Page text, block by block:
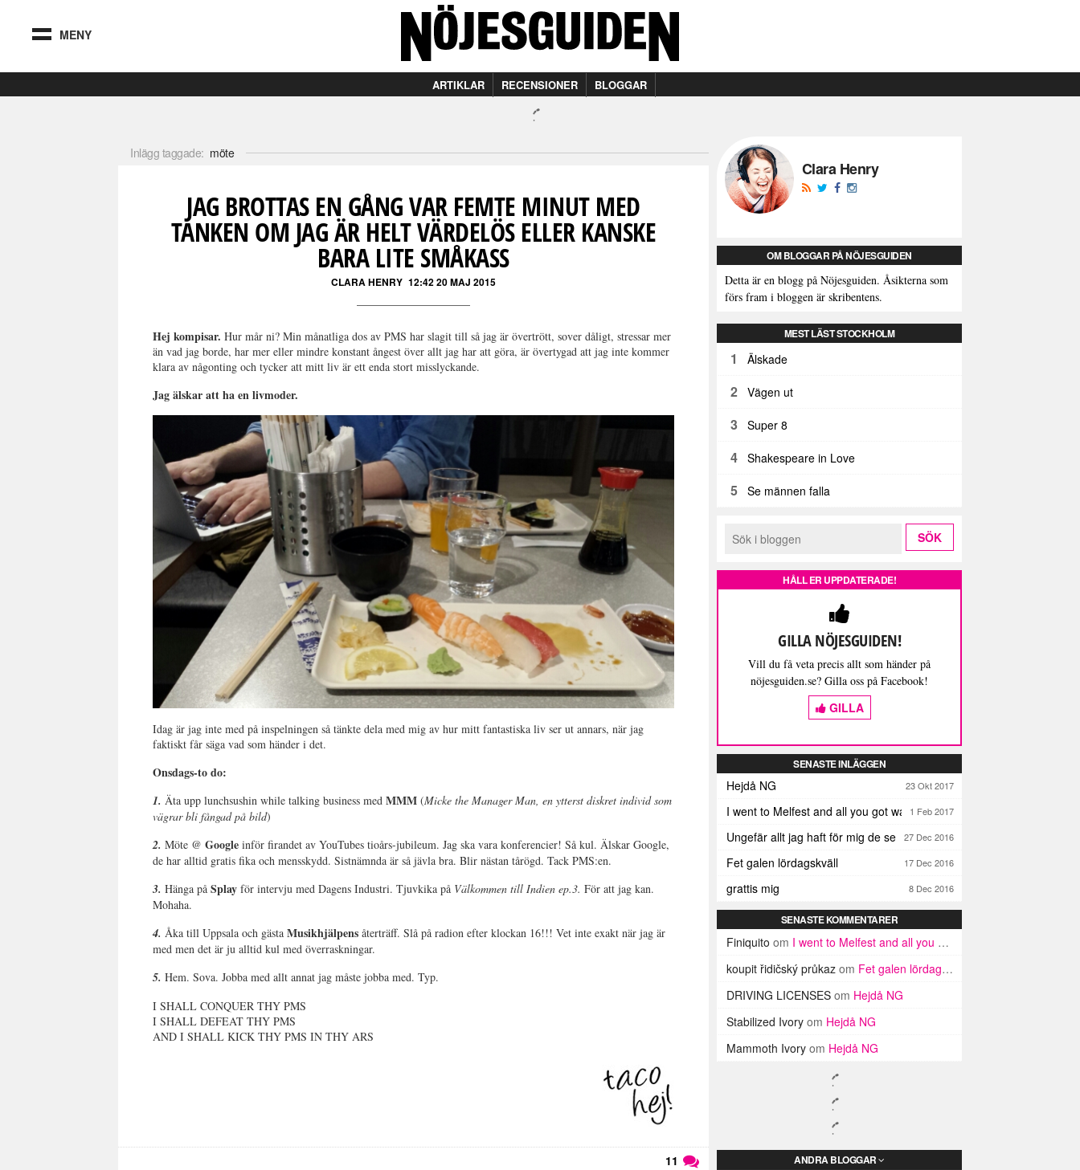
MENY
ARTIKLAR RECENSIONER BLOGGAR
Inlägg taggade: möte
JAG BROTTAS EN GÅNG VAR FEMTE MINUT MED
TANKEN OM JAG ÄR HELT VÄRDELÖS ELLER KANSKE
BARA LITE SMÅKASS
CLARA HENRY 12:42 20 MAJ 2015
Hej kompisar. Hur mår ni? Min månatliga dos av PMS har slagit till så jag är övertrött, sover dåligt, stressar mer
än vad jag borde, har mer eller mindre konstant ångest över allt jag har att göra, är övertygad att jag inte kommer
klara av någonting och tycker att mitt liv är ett enda stort misslyckande.
Jag älskar att ha en livmoder.
Idag är jag inte med på inspelningen så tänkte dela med mig av hur mitt fantastiska liv ser ut annars, när jag
faktiskt får säga vad som händer i det.
Onsdags-to do:
1. Äta upp lunchsushin while talking business medMMM (Micke the Manager Man, en ytterst diskret individ som
vägrar bli fångad på bild)
2. Möte @Google inför firandet av YouTubes tioårs-jubileum. Jag ska vara konferencier! Så kul. Älskar Google,
de har alltid gratis fika och mensskydd. Sistnämnda är så jävla bra. Blir nästan tårögd. Tack PMS:en.
3. Hänga påSplay för intervju med Dagens Industri. Tjuvkika på Välkommen till Indien ep.3.För att jag kan.
Mohaha.
4. Åka till Uppsala och gästaMusikhjälpens återträff. Slå på radion efter klockan 16!!! Vet inte exakt när jag är
med men det är ju alltid kul med överraskningar.
5. Hem. Sova. Jobba med allt annat jag måste jobba med. Typ.
I SHALL CONQUER THY PMS
I SHALL DEFEAT THY PMS
AND I SHALL KICK THY PMS IN THY ARS
11
Clara Henry
OM BLOGGAR PÅ NÖJESGUIDEN
Detta är en blogg på Nöjesguiden. Åsikterna som
förs fram i bloggen är skribentens.
MEST LÄST STOCKHOLM
1 Älskade
2 Vägen ut
3 Super 8
4 Shakespeare in Love
5 Se männen falla
HÅLL ER UPPDATERADE!
GILLA NÖJESGUIDEN!
Vill du få veta precis allt som händer på
nöjesguiden.se? Gilla oss på Facebook!
GILLA
SENASTE INLÄGGEN
Hejdå NG 23 Okt 2017
I went to Melfest and all you got was three lousy selfies
1 Feb 2017
Ungefär allt jag haft för mig de senaste dagarna
27 Dec 2016
Fet galen lördagskväll 17 Dec 2016
grattis mig 8 Dec 2016
SENASTE KOMMENTARER
Finiquito om I went to Melfest and all you got was three lousy selfies
koupit řidičský průkaz om Fet galen lördagskväll
DRIVING LICENSES om Hejdå NG
Stabilized Ivory om Hejdå NG
Mammoth Ivory om Hejdå NG
ANDRA BLOGGAR